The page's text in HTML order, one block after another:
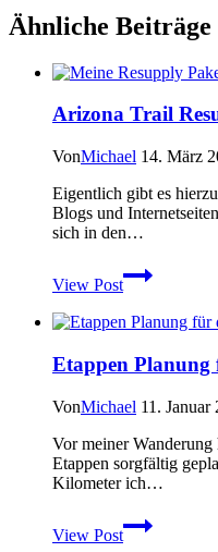
Ähnliche Beiträge
Arizona Trail
VonMichael 14. März
Eigentlich gibt es
Blogs und
sich in den…
View Post
Arizona
Trail
Guide
Etappen
VonMichael 11. Januar
Vor meiner
Etappen sorgfältig
Kilometer ich…
View Post
Etappen
Planung